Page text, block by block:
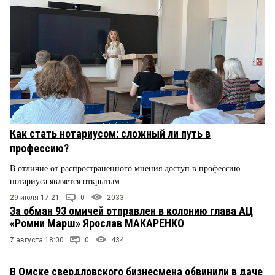
Как стать нотариусом: сложный ли путь в
профессию?
В отличие от распространенного мнения доступ в профессию
нотариуса является открытым
29 июля 17:21 0 2033
За обман 93 омичей отправлен в колонию глава АЦ
«Ромни Марш» Ярослав МАКАРЕНКО
7 августа 18:00 0 434
В Омске свердловского бизнесмена обвинили в даче